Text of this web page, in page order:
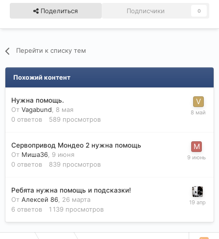
Поделиться Подписчики 0
Перейти к списку тем
Похожий контент
Нужна помощь.
От Vagabund, 8 мая
0 ответов 589 просмотров
Сервопривод Мондео 2 нужна помощь
От Миша36, 9 июня
0 ответов 839 просмотров
Ребята нужна помощь и подсказки!
От Алексей 86, 26 марта
6 ответов 1 139 просмотров